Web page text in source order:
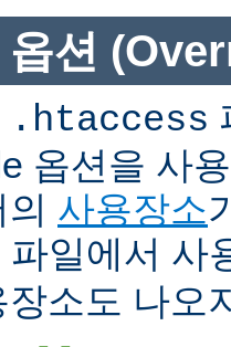
션
.htaccess
옵션을 사
사용장소
파일에서 사
장소도 나오